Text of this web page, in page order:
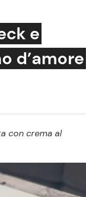
e
d’amore
con crema al